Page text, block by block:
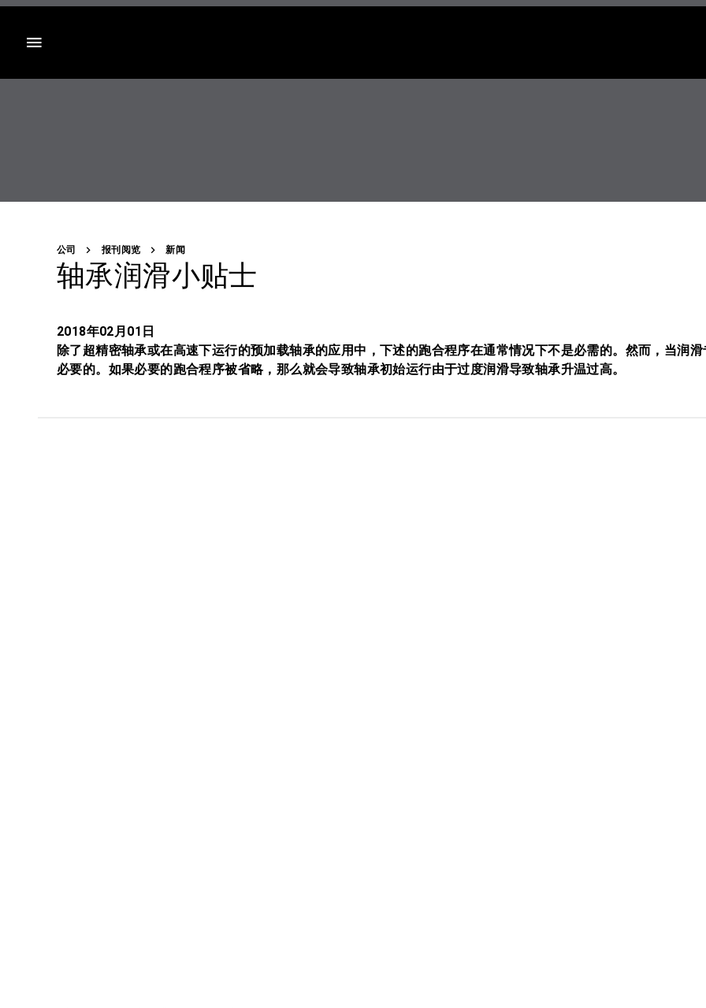
公司 报刊阅览 新闻
轴承润滑小贴士
2018年02月01日
除了超精密轴承或在高速下运行的预加载轴承的应用中，下述的跑合程序在通常情况下不是必需的。然而，当润
必要的。如果必要的跑合程序被省略，那么就会导致轴承初始运行由于过度润滑导致轴承升温过高。